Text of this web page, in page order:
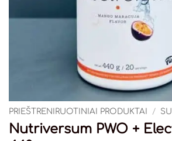
PRIEŠTRENIRUOTINIAI PRODUKTAI /
Nutriversum PWO +